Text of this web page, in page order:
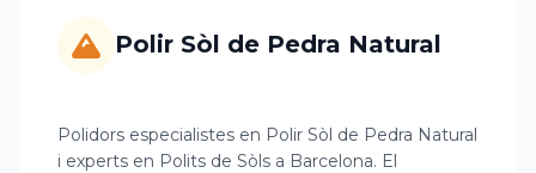
Polir Sòl de Pedra Natural
Polidors especialistes en Polir Sòl de Pedra Natural
i experts en Polits de Sòls a Barcelona. El